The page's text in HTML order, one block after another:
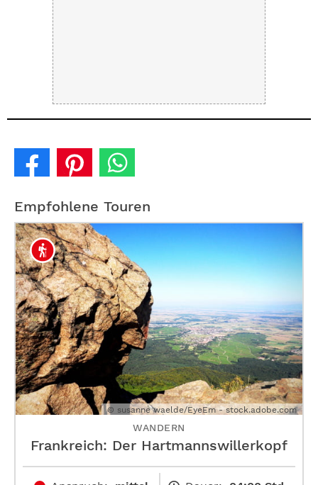
Empfohlene Touren
© susanne waelde/EyeEm - stock.adobe.com
WANDERN
Frankreich: Der Hartmannswillerkopf